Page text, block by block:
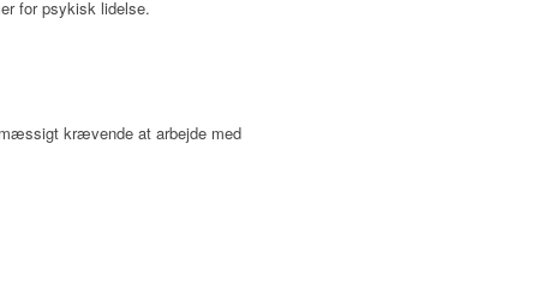
for psykisk lidelse.
krævende at arbejde med